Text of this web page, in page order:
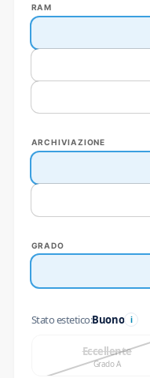
RAM
ARCHIVIAZIONE
GRADO
Stato estetico:Buono i
Eccellente
Grado A